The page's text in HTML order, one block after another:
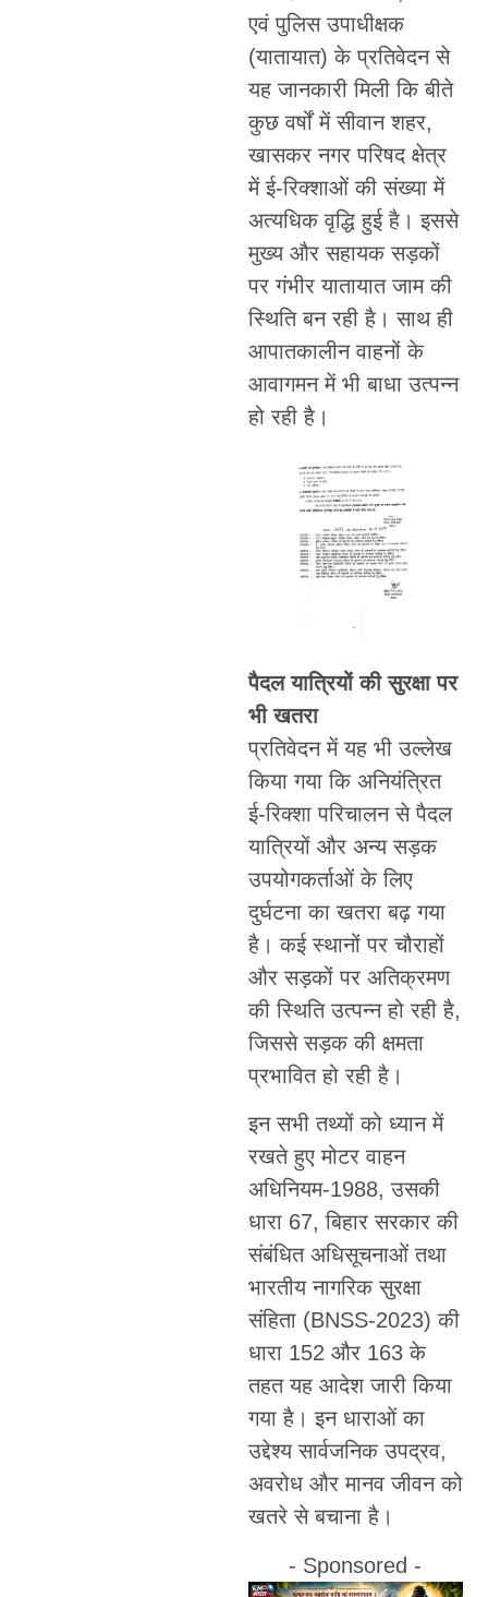
एवं पुलिस उपाधीक्षक
(यातायात) के प्रतिवेदन से
यह जानकारी मिली कि बीते
कुछ वर्षों में सीवान शहर,
खासकर नगर परिषद क्षेत्र
में ई-रिक्शाओं की संख्या में
अत्यधिक वृद्धि हुई है। इससे
मुख्य और सहायक सड़कों
पर गंभीर यातायात जाम की
स्थिति बन रही है। साथ ही
आपातकालीन वाहनों के
आवागमन में भी बाधा उत्पन्न
हो रही है।
पैदल यात्रियों की सुरक्षा पर
भी खतरा
प्रतिवेदन में यह भी उल्लेख
किया गया कि अनियंत्रित
ई-रिक्शा परिचालन से पैदल
यात्रियों और अन्य सड़क
उपयोगकर्ताओं के लिए
दुर्घटना का खतरा बढ़ गया
है। कई स्थानों पर चौराहों
और सड़कों पर अतिक्रमण
की स्थिति उत्पन्न हो रही है,
जिससे सड़क की क्षमता
प्रभावित हो रही है।
इन सभी तथ्यों को ध्यान में
रखते हुए मोटर वाहन
अधिनियम-1988, उसकी
धारा 67, बिहार सरकार की
संबंधित अधिसूचनाओं तथा
भारतीय नागरिक सुरक्षा
संहिता (BNSS-2023) की
धारा 152 और 163 के
तहत यह आदेश जारी किया
गया है। इन धाराओं का
उद्देश्य सार्वजनिक उपद्रव,
अवरोध और मानव जीवन को
खतरे से बचाना है।
- Sponsored -